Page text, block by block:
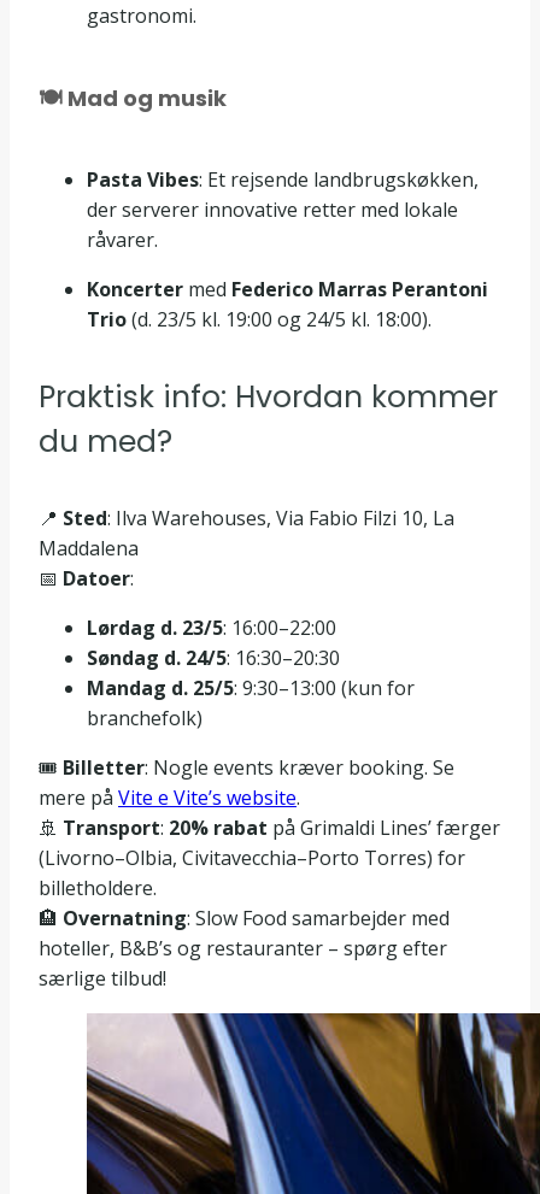
gastronomi.
🍽️ Mad og musik
Pasta Vibes: Et rejsende landbrugskøkken,
der serverer innovative retter med lokale
råvarer.
Koncerter med Federico Marras Perantoni
Trio(d. 23/5 kl. 19:00 og 24/5 kl. 18:00).
Praktisk info: Hvordan kommer
du med?
📍 Sted: Ilva Warehouses, Via Fabio Filzi 10, La
Maddalena
📅 Datoer:
Lørdag d. 23/5: 16:00–22:00
Søndag d. 24/5: 16:30–20:30
Mandag d. 25/5: 9:30–13:00 (kun for
branchefolk)
🎟️ Billetter: Nogle events kræver booking. Se
mere på Vite e Vite’s website.
🚢 Transport: 20% rabat på Grimaldi Lines’ færger
(Livorno–Olbia, Civitavecchia–Porto Torres) for
billetholdere.
🏨 Overnatning: Slow Food samarbejder med
hoteller, B&B’s og restauranter – spørg efter
særlige tilbud!